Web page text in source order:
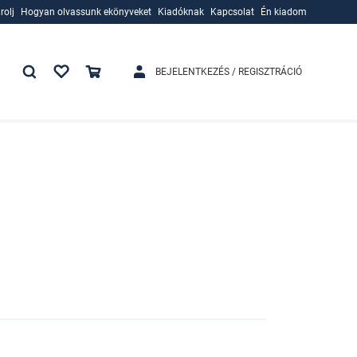
Hogyan olvassunk ekönyveket
Kiadóknak
Kapcsolat Én kiadom
BEJELENTKEZÉS / REGISZTRÁCIÓ